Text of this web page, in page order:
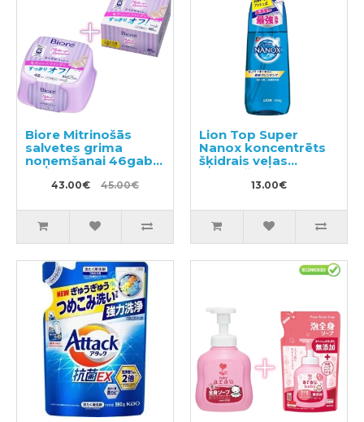
Biore Mitrinošās
salvetes grima
noņemšanai 46gab +
maināms bloks
46gab43.00€ 45.00€
Lion Top Super
Nanox koncentrēts
šķidrais veļas
mazgāšanas
līdzeklis, 400ml
13.00€